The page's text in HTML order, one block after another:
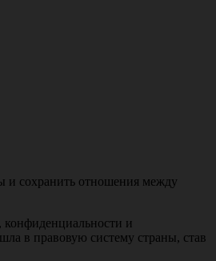
и сохранить отношения между
и
в правовую систему страны, став